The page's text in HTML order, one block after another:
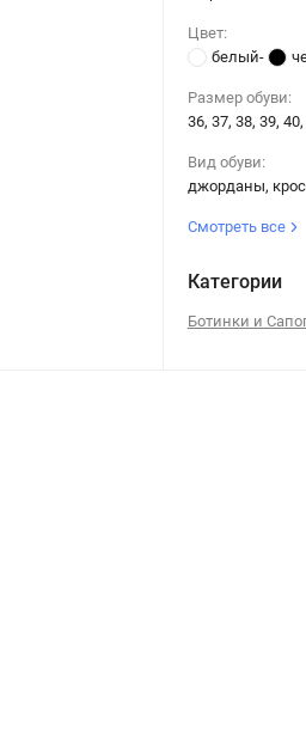
Цвет:
белый-
Размер обуви:
36, 37, 38, 39,
Вид обуви:
джорданы,
Смотреть все
Категории
Ботинки и